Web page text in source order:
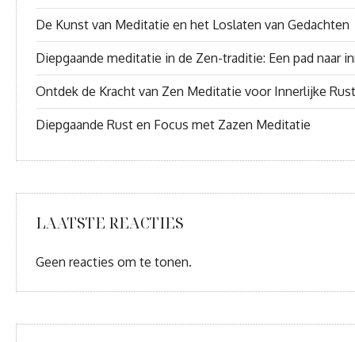
De Kunst van Meditatie en het Loslaten van Gedachten
Diepgaande meditatie in de Zen-traditie: Een pad naar
Ontdek de Kracht van Zen Meditatie voor Innerlijke Rust
Diepgaande Rust en Focus met Zazen Meditatie
LAATSTE REACTIES
Geen reacties om te tonen.